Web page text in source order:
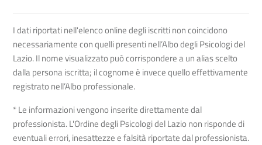
I dati riportati nell'elenco online degli iscritti non coincidono
necessariamente con quelli presenti nell’Albo degli Psicologi del
Lazio. Il nome visualizzato può corrispondere a un alias scelto
dalla persona iscritta; il cognome è invece quello effettivamente
registrato nell’Albo professionale.
* Le informazioni vengono inserite direttamente dal
professionista. L'Ordine degli Psicologi del Lazio non risponde di
eventuali errori, inesattezze e falsità riportate dal professionista.